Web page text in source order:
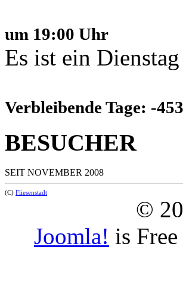
um 19:00 Uhr
Es ist ein Dienstag
Verbleibende Tage: -
BESUCHER
SEIT NOVEMBER 2008
(C) Fliesenstadt
©
Joomla! is